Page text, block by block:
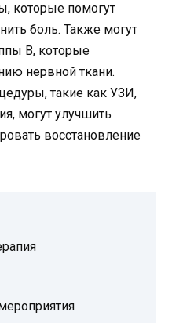
которые помогут
боль. Также могут
В, которые
нервной ткани.
такие как УЗИ,
могут улучшить
восстановление